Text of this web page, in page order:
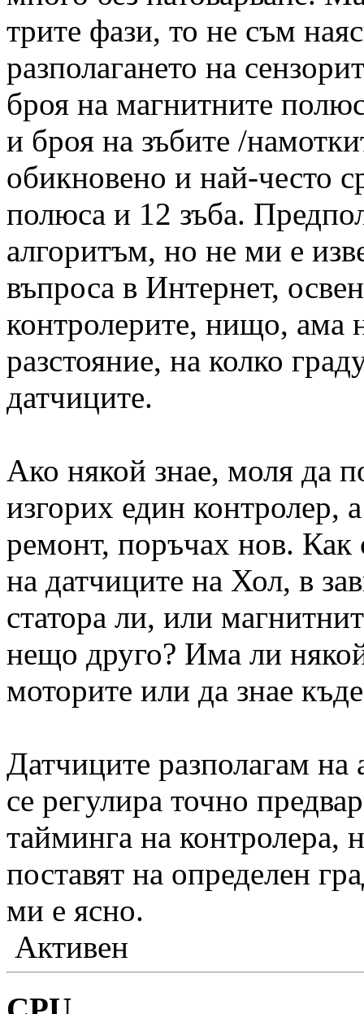
трите фази, то не съм
разполагането на
броя на магнитните
и броя на зъбите /
обикновено и най-често
полюса и 12 зъба.
алгоритъм, но не ми е
въпроса в Интернет,
контролерите, нищо, ама
разстояние, на колко
датчиците.
Ако някой знае, моля да
изгорих един контролер,
ремонт, поръчах нов. Как
на датчиците на Хол, в
статора ли, или
нещо друго? Има ли
моторите или да знае
Датчиците разполагам на
се регулира точно
тайминга на контролера,
поставят на определен
ми е ясно.
Активен